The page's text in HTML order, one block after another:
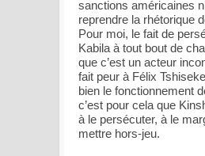
sanctions américaines
reprendre la rhétorique
Pour moi, le fait de
Kabila à tout bout de
que c’est un acteur
fait peur à Félix
bien le fonctionnement
c’est pour cela que
à le persécuter, à le
mettre hors-jeu.